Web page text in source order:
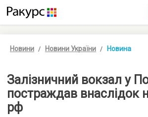
Новини Новини України Новина
Залізничний вокзал у
постраждав внаслідок
рф